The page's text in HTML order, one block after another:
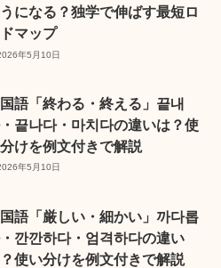
になる？独学で伸ばす最短ロ
マップ
年5月10日
語「終わる・終える」끝내
끝나다・마치다の違いは？使
けを例文付きで解説
年5月10日
語「厳しい・細かい」까다롭
깐깐하다・엄격하다の違い
使い分けを例文付きで解説